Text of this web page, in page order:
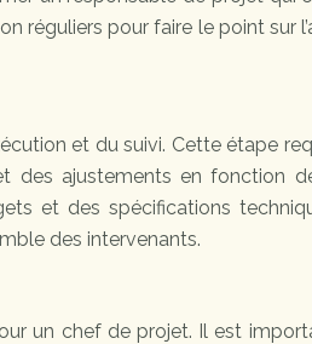
réguliers pour faire le point sur
et du suivi. Cette étape
des ajustements en fonction
et des spécifications
des intervenants.
un chef de projet. Il est